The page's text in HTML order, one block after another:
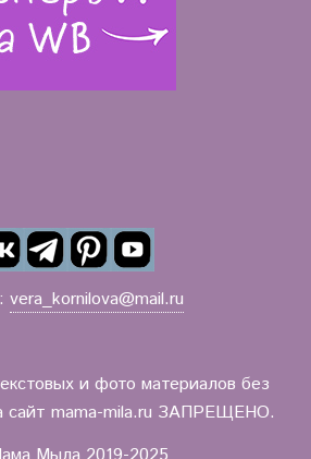
vera_kornilova@mail.ru
и фото материалов без
сайт mama-mila.ru ЗАПРЕЩЕНО.